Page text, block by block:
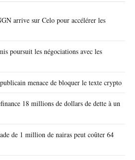
arrive sur Celo pour accélérer les
poursuit les négociations avec les
menace de bloquer le texte crypto
18 millions de dollars de dette à un
de 1 million de nairas peut coûter 64